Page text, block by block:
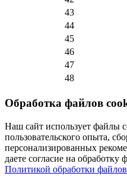
43
44
45
46
47
48
Обработка файлов
Наш сайт использует файлы
пользовательского опыта,
персонализированных
даете согласие на обработку
Политикой обработки